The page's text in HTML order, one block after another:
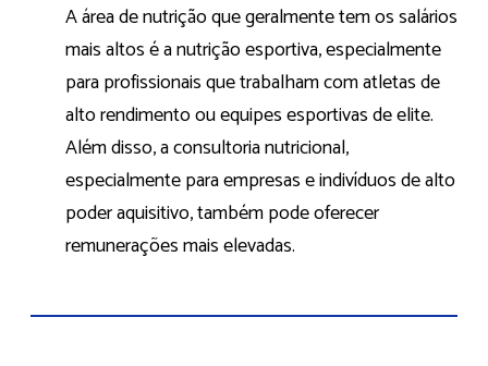
A área de nutrição que geralmente tem os salários
mais altos é a nutrição esportiva, especialmente
para profissionais que trabalham com atletas de
alto rendimento ou equipes esportivas de elite.
Além disso, a consultoria nutricional,
especialmente para empresas e indivíduos de alto
poder aquisitivo, também pode oferecer
remunerações mais elevadas.